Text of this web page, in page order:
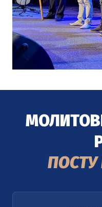
ПОСТУ